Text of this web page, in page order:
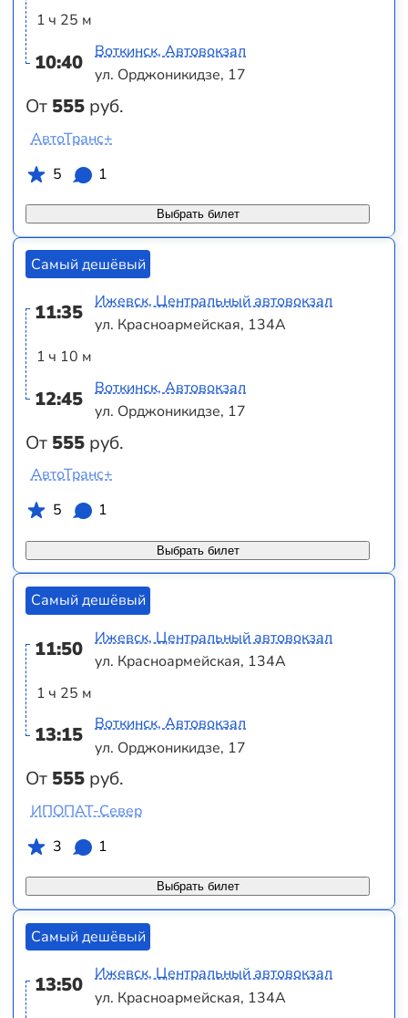
1 ч 25 м
10:40
От 555 руб.
Воткинск, Автовокзал
ул. Орджоникидзе, 17
Выбрать билет
АвтоТранс+
5
1
Самый дешёвый
11:35
1 ч 10 м
12:45
От 555 руб.
Ижевск, Центральный автовокзал
ул. Красноармейская, 134А
Воткинск, Автовокзал
ул. Орджоникидзе, 17
Выбрать билет
АвтоТранс+
5
1
Самый дешёвый
11:50
1 ч 25 м
13:15
От 555 руб.
Ижевск, Центральный автовокзал
ул. Красноармейская, 134А
Воткинск, Автовокзал
ул. Орджоникидзе, 17
Выбрать билет
ИПОПАТ-Север
3
1
Самый дешёвый
13:50
Ижевск, Центральный автовокзал
ул. Красноармейская, 134А